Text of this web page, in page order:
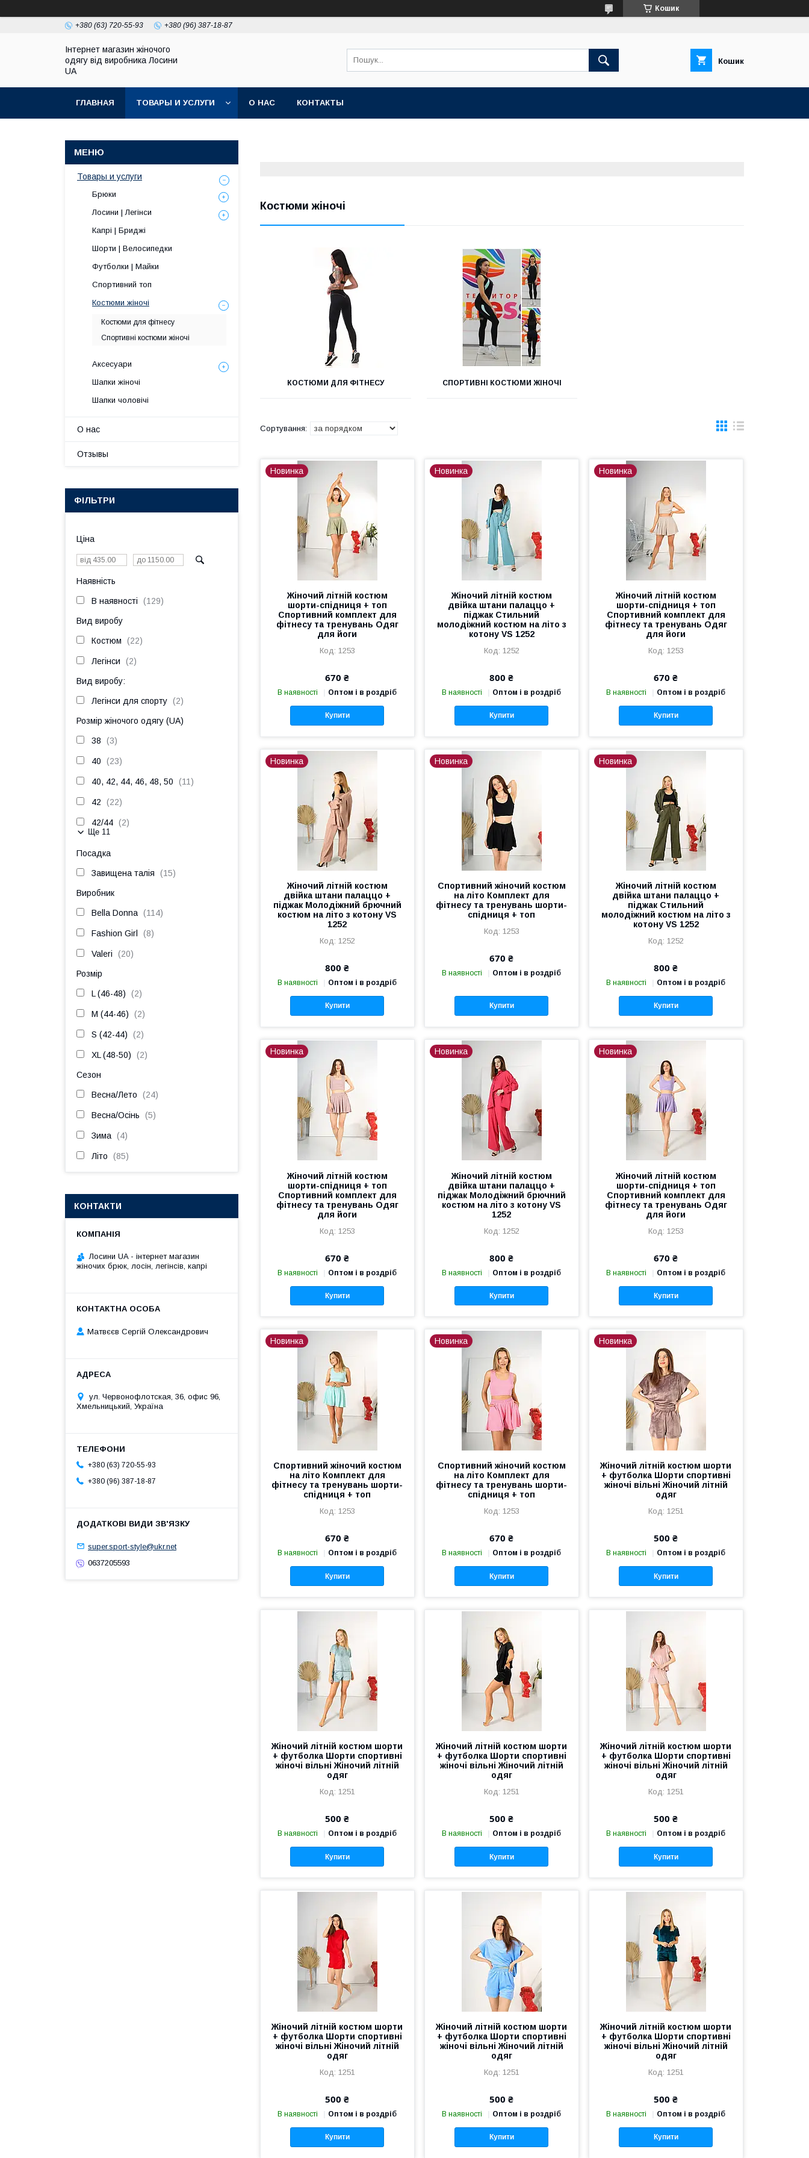
Кошик
+380 (63) 720-55-93 +380 (96) 387-18-87
Інтернет магазин жіночого
одягу від виробника Лосини
UA
Кошик
ГЛАВНАЯ ТОВАРЫ И УСЛУГИ О НАС КОНТАКТЫ
Костюми жіночі
КОСТЮМИ ДЛЯ ФІТНЕСУ СПОРТИВНІ КОСТЮМИ ЖІНОЧІ
Новинка
Жіночий літній костюм
шорти-спідниця + топ
Спортивний комплект для
фітнесу та тренувань Одяг
для йоги
1253
670 ₴
В наявності Оптом і в роздріб
Купити
Новинка
Жіночий літній костюм
двійка штани палаццо +
піджак Стильний
молодіжний костюм на літо з
котону VS 1252
1252
800 ₴
В наявності Оптом і в роздріб
Купити
Новинка
Жіночий літній костюм
шорти-спідниця + топ
Спортивний комплект для
фітнесу та тренувань Одяг
для йоги
1253
670 ₴
В наявності Оптом і в роздріб
Купити
Новинка
Жіночий літній костюм
двійка штани палаццо +
піджак Молодіжний брючний
костюм на літо з котону VS
1252
1252
800 ₴
В наявності Оптом і в роздріб
Купити
Новинка
Спортивний жіночий костюм
на літо Комплект для
фітнесу та тренувань шорти-
спідниця + топ
1253
670 ₴
В наявності Оптом і в роздріб
Купити
Новинка
Жіночий літній костюм
двійка штани палаццо +
піджак Стильний
молодіжний костюм на літо з
котону VS 1252
1252
800 ₴
В наявності Оптом і в роздріб
Купити
Новинка
Жіночий літній костюм
шорти-спідниця + топ
Спортивний комплект для
фітнесу та тренувань Одяг
для йоги
1253
670 ₴
В наявності Оптом і в роздріб
Купити
Новинка
Жіночий літній костюм
двійка штани палаццо +
піджак Молодіжний брючний
костюм на літо з котону VS
1252
1252
800 ₴
В наявності Оптом і в роздріб
Купити
Новинка
Жіночий літній костюм
шорти-спідниця + топ
Спортивний комплект для
фітнесу та тренувань Одяг
для йоги
1253
670 ₴
В наявності Оптом і в роздріб
Купити
Новинка
Спортивний жіночий костюм
на літо Комплект для
фітнесу та тренувань шорти-
спідниця + топ
1253
670 ₴
В наявності Оптом і в роздріб
Купити
Новинка
Спортивний жіночий костюм
на літо Комплект для
фітнесу та тренувань шорти-
спідниця + топ
1253
670 ₴
В наявності Оптом і в роздріб
Купити
Новинка
Жіночий літній костюм шорти
+ футболка Шорти спортивні
жіночі вільні Жіночий літній
одяг
1251
500 ₴
В наявності Оптом і в роздріб
Купити
Жіночий літній костюм шорти
+ футболка Шорти спортивні
жіночі вільні Жіночий літній
одяг
1251
500 ₴
В наявності Оптом і в роздріб
Купити
Жіночий літній костюм шорти
+ футболка Шорти спортивні
жіночі вільні Жіночий літній
одяг
1251
500 ₴
В наявності Оптом і в роздріб
Купити
Жіночий літній костюм шорти
+ футболка Шорти спортивні
жіночі вільні Жіночий літній
одяг
1251
500 ₴
В наявності Оптом і в роздріб
Купити
Жіночий літній костюм шорти
+ футболка Шорти спортивні
жіночі вільні Жіночий літній
одяг
1251
500 ₴
В наявності Оптом і в роздріб
Купити
Жіночий літній костюм шорти
+ футболка Шорти спортивні
жіночі вільні Жіночий літній
одяг
1251
500 ₴
В наявності Оптом і в роздріб
Купити
Жіночий літній костюм шорти
+ футболка Шорти спортивні
жіночі вільні Жіночий літній
одяг
1251
500 ₴
В наявності Оптом і в роздріб
Купити
Товары и услуги
Брюки
Лосини | Легінси
Капрі | Бриджі
Шорти | Велосипедки
Футболки | Майки
Спортивний топ
Костюми жіночі
Костюми для фітнесу
Спортивні костюми жіночі
Аксесуари
Шапки жіночі
Шапки чоловічі
О нас
Отзывы
ФІЛЬТРИ
Ціна
Наявність
В наявності 129
Вид виробу
Костюм 22
Легінси 2
Вид виробу:
Легінси для спорту 2
Розмір жіночого одягу (UA)
38 3
40 23
40, 42, 44, 46, 48, 50 11
42 22
42/44 2
Ще 11
Посадка
Завищена талія 15
Виробник
Bella Donna 114
Fashion Girl 8
Valeri 20
Розмір
L (46-48) 2
M (44-46) 2
S (42-44) 2
XL (48-50) 2
Сезон
Весна/Лето 24
Весна/Осінь 5
Зима 4
Літо 85
КОНТАКТИ
Лосини UA - інтернет магазин
жіночих брюк, лосін, легінсів, капрі
Матвєєв Сергій Олександрович
ул. Червонофлотская, 36, офис 96,
Хмельницький, Україна
+380 (63) 720-55-93
+380 (96) 387-18-87
super.sport-style@ukr.net
0637205593